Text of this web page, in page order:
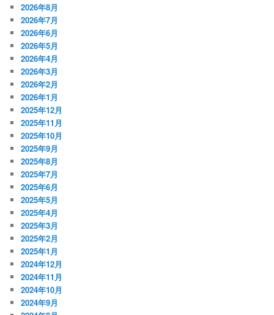
2026年8月
2026年7月
2026年6月
2026年5月
2026年4月
2026年3月
2026年2月
2026年1月
2025年12月
2025年11月
2025年10月
2025年9月
2025年8月
2025年7月
2025年6月
2025年5月
2025年4月
2025年3月
2025年2月
2025年1月
2024年12月
2024年11月
2024年10月
2024年9月